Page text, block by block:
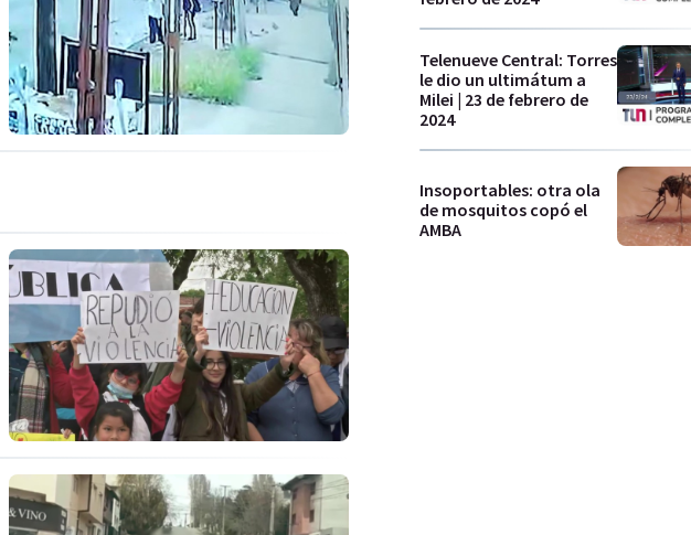
Telenueve Central: Torres
le dio un ultimátum a
Milei | 23 de febrero de
2024
Insoportables: otra ola
de mosquitos copó el
AMBA